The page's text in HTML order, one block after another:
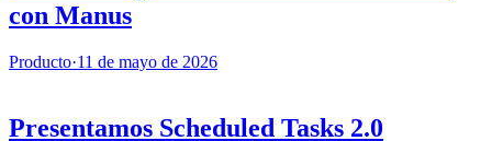
con Manus
Producto·11 de mayo de 2026
Presentamos Scheduled Tasks 2.0